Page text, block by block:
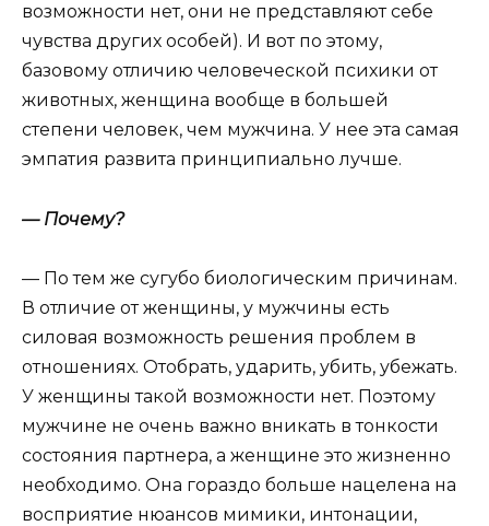
возможности нет, они не представляют себе
чувства других особей). И вот по этому,
базовому отличию человеческой психики от
животных, женщина вообще в большей
степени человек, чем мужчина. У нее эта самая
эмпатия развита принципиально лучше.
— Почему?
— По тем же сугубо биологическим причинам.
В отличие от женщины, у мужчины есть
силовая возможность решения проблем в
отношениях. Отобрать, ударить, убить, убежать.
У женщины такой возможности нет. Поэтому
мужчине не очень важно вникать в тонкости
состояния партнера, а женщине это жизненно
необходимо. Она гораздо больше нацелена на
восприятие нюансов мимики, интонации,